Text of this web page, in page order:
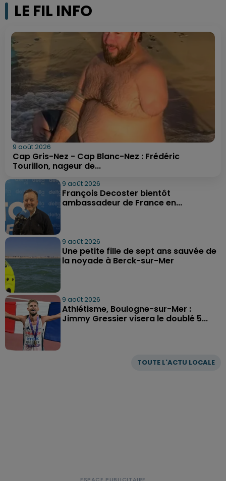
LE FIL INFO
TOUTE L'ACTU LOCALE
9 août 2026
Cap Gris-Nez - Cap Blanc-Nez : Frédéric
Tourillon, nageur de...
9 août 2026
François Decoster bientôt
ambassadeur de France en...
9 août 2026
Une petite fille de sept ans sauvée de
la noyade à Berck-sur-Mer
9 août 2026
Athlétisme, Boulogne-sur-Mer :
Jimmy Gressier visera le doublé 5...